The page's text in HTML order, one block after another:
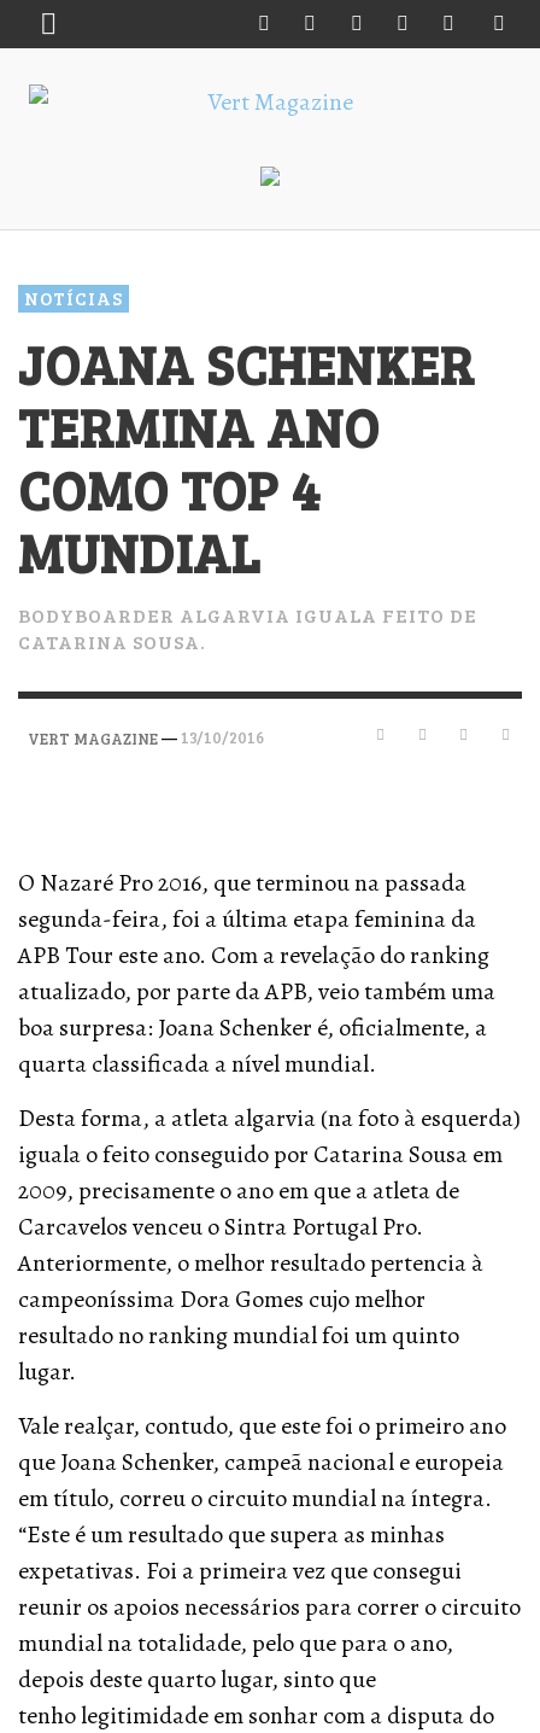
NOTÍCIAS
JOANA SCHENKER
TERMINA ANO
COMO TOP 4
MUNDIAL
BODYBOARDER ALGARVIA IGUALA FEITO DE
CATARINA SOUSA.
VERT MAGAZINE— 13/10/2016
O Nazaré Pro 2016, que terminou na passada
segunda-feira, foi a última etapa feminina da
APB Tour este ano. Com a revelação do ranking
atualizado, por parte da APB, veio também uma
boa surpresa: Joana Schenker é, oficialmente, a
quarta classificada a nível mundial.
Desta forma, a atleta algarvia (na foto à esquerda)
iguala o feito conseguido por Catarina Sousa em
2009, precisamente o ano em que a atleta de
Carcavelos venceu o Sintra Portugal Pro.
Anteriormente, o melhor resultado pertencia à
campeoníssima Dora Gomes cujo melhor
resultado no ranking mundial foi um quinto
lugar.
Vale realçar, contudo, que este foi o primeiro ano
que Joana Schenker, campeã nacional e europeia
em título, correu o circuito mundial na íntegra.
“Este é um resultado que supera as minhas
expetativas. Foi a primeira vez que consegui
reunir os apoios necessários para correr o circuito
mundial na totalidade, pelo que para o ano,
depois deste quarto lugar, sinto que
tenho legitimidade em sonhar com a disputa do